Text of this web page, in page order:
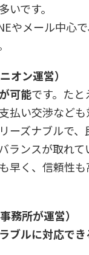
いです。
やメール中心
オン運営）
可能です。た
払い交渉なども
ーズナブルで
ランスが取れて
早く、信頼性
務所が運営）
ブルに対応でき